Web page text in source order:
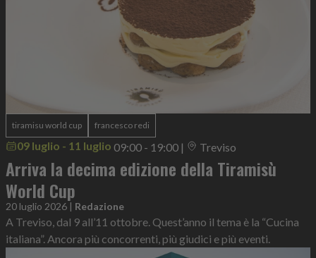
tiramisu world cup francesco redi
09 luglio - 11 luglio 09:00 - 19:00 | Treviso
Arriva la decima edizione della Tiramisù
World Cup
20 luglio 2026 | Redazione
A Treviso, dal 9 all’11 ottobre. Quest’anno il tema è la “Cucina
italiana”. Ancora più concorrenti, più giudici e più eventi.